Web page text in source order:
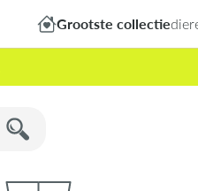
Grootste collectie